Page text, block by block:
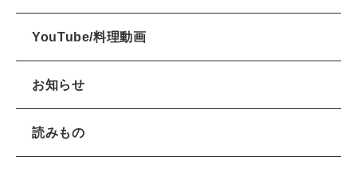
YouTube/料理動画
お知らせ
読みもの